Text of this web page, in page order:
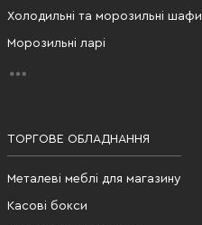
Холодильні та морозильні шафи
Морозильні ларі
ТОРГОВЕ ОБЛАДНАННЯ
Металеві меблі для магазину
Касові бокси